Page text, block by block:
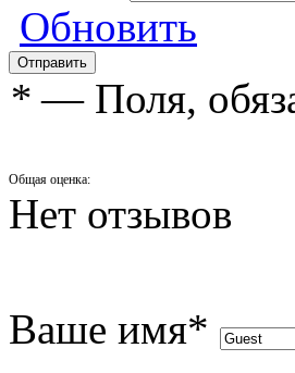
Обновить
* — Поля,
Общая оценка:
Нет отзывов
Ваше имя*